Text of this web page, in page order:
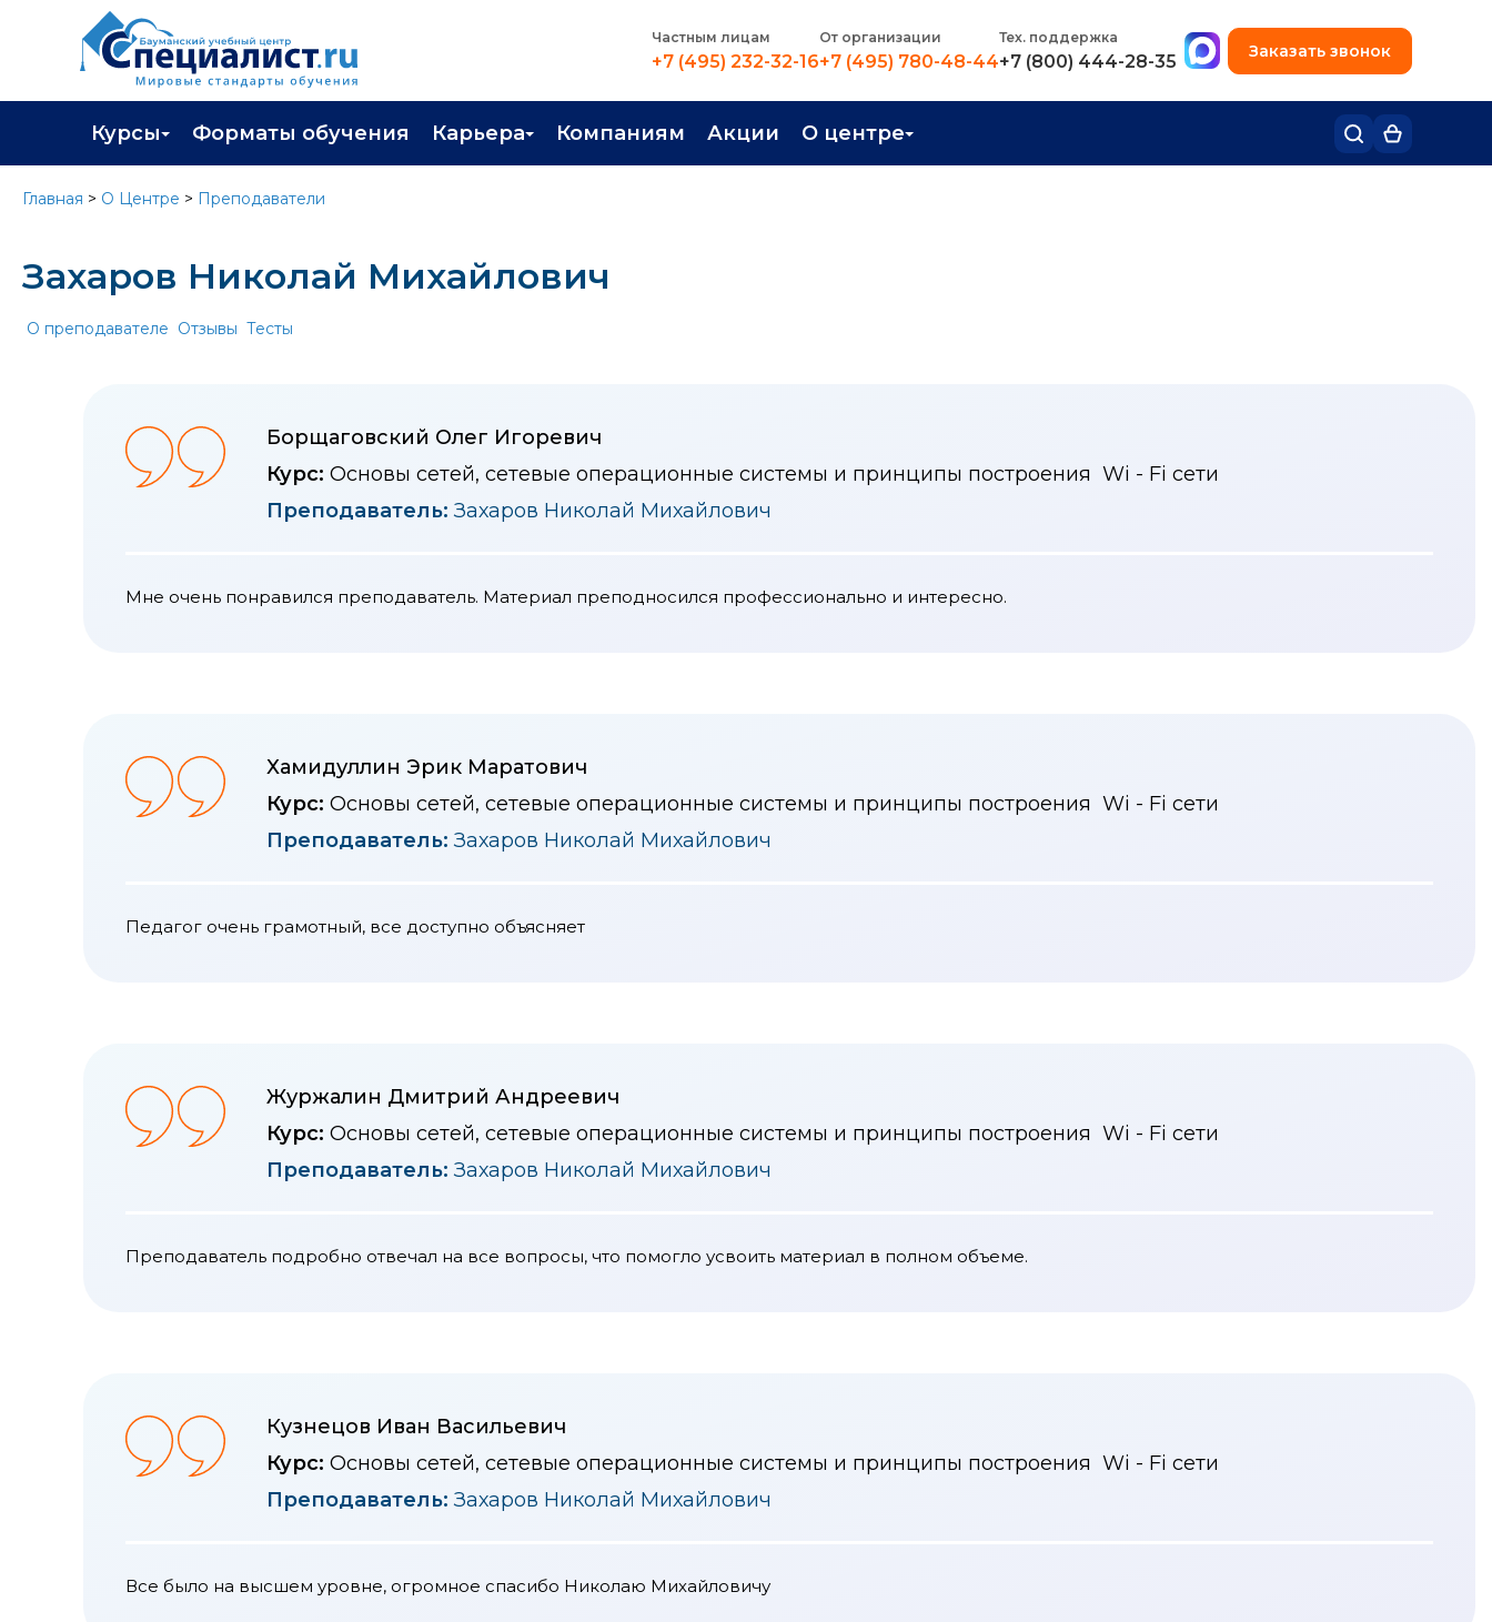
Частным лицам
+7 (495) 232-32-16
От организации
+7 (495) 780-48-44
Тех. поддержка
+7 (800) 444-28-35
+7 (495) 780-48-49
Заказать звонок
Курсы
Каталог курсов
Профессиональная переподготовка
Экзамены вендоров
Форматы обучения Карьера
Трудоустройство
Компаниям Акции О центре
Главная > О Центре > Преподаватели
Захаров Николай Михайлович
О преподавателе Отзывы Тесты
Борщаговский Олег Игоревич
Курс: Основы сетей, сетевые операционные системы и принципы построения Wi - Fi сети
Преподаватель: Захаров Николай Михайлович
Мне очень понравился преподаватель. Материал преподносился профессионально и интересно.
Хамидуллин Эрик Маратович
Курс: Основы сетей, сетевые операционные системы и принципы построения Wi - Fi сети
Преподаватель: Захаров Николай Михайлович
Педагог очень грамотный, все доступно объясняет
Журжалин Дмитрий Андреевич
Курс: Основы сетей, сетевые операционные системы и принципы построения Wi - Fi сети
Преподаватель: Захаров Николай Михайлович
Преподаватель подробно отвечал на все вопросы, что помогло усвоить материал в полном объеме.
Кузнецов Иван Васильевич
Курс: Основы сетей, сетевые операционные системы и принципы построения Wi - Fi сети
Преподаватель: Захаров Николай Михайлович
Все было на высшем уровне, огромное спасибо Николаю Михайловичу